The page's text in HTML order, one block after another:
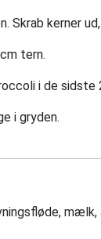
Skrab kerner
tern.
i de
i gryden.